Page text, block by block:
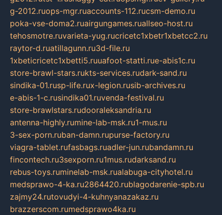
g-2012.ruops-mgr.ruaccounts-112.rucsm-demo.ru
poka-vse-doma2.ruairgungames.ruallseo-host.ru
tehosmotre.ruvarieta-yug.rucricetc1xbetr1xbetcc2.ru
raytor-d.ruatillagunn.ru3d-file.ru
1xbeticricetc1xbetti5.ruuafoot-statti.rue-abis1c.ru
store-brawl-stars.rukts-services.rudark-sand.ru
sindika-01.rusp-life.rux-legion.rusib-archives.ru
e-abis-1-c.rusindika01.ruvenda-festival.ru
store-brawlstars.rudooraleksandria.ru
antenna-highly.rumine-lab-msk.ru1-mus.ru
3-sex-porn.ruban-damn.rupurse-factory.ru
viagra-tablet.rufasbags.ruadler-jun.rubandamn.ru
fincontech.ru3sexporn.ru1mus.rudarksand.ru
rebus-toys.ruminelab-msk.rualabuga-cityhotel.ru
medsprawo-4-ka.ru2864420.rublagodarenie-spb.ru
zajmy24.rutovudyi-4-kuhnyanazakaz.ru
brazzerscom.rumedsprawo4ka.ru